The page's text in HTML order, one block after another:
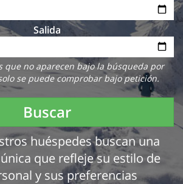
Salida
que no aparecen bajo la búsqueda por
se puede comprobar bajo petición.
Buscar
huéspedes buscan una
que refleje su estilo de
y sus preferencias